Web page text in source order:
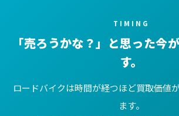
TIMING
「売ろうかな？」と思った今
す。
ロードバイクは時間が経つほど買取価値
ます。